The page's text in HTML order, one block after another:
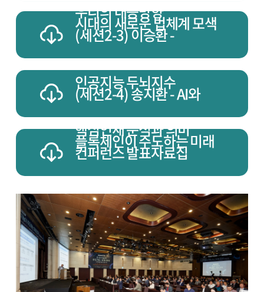
우리의 대응방향
시대의 새로운 법체계 모색
(세션2-3) 이승환 -
인공지능 두뇌지수
핵심인재 분석과 의미
(세션2-4) 송지환 - AI와
플록체인이 주도하는 미래
컨퍼런스 발표자료집